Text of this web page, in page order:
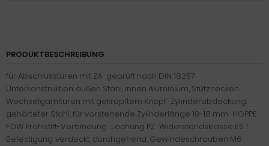
PRODUKTBESCHREIBUNG
für Abschlusstüren mit ZA · geprüft nach DIN 18257 ·
Unterkonstruktion: außen Stahl, innen Aluminium, Stütznocken ·
Wechselgarnituren mit gekröpftem Knopf · Zylinderabdeckung:
gehärteter Stahl, für vorstehende Zylinderlänge 10-18 mm · HOPPE
FDW Profilstift-Verbindung · Lochung PZ · Widerstandsklasse ES 1 ·
Befestigung: verdeckt, durchgehend, Gewindeschrauben M6